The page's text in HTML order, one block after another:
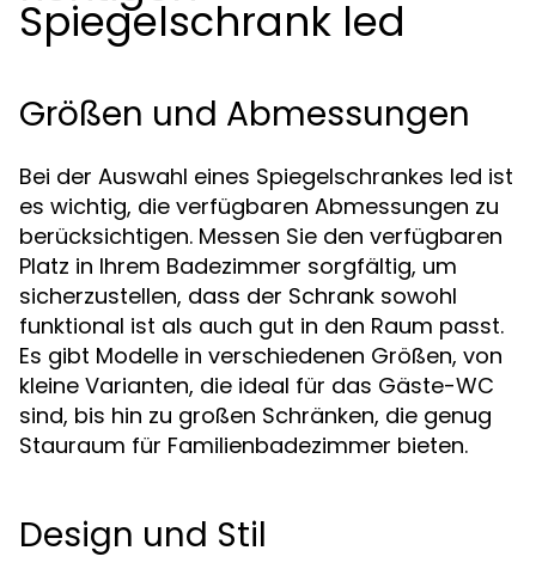
Spiegelschrank led
Größen und Abmessungen
Bei der Auswahl eines Spiegelschrankes led ist
es wichtig, die verfügbaren Abmessungen zu
berücksichtigen. Messen Sie den verfügbaren
Platz in Ihrem Badezimmer sorgfältig, um
sicherzustellen, dass der Schrank sowohl
funktional ist als auch gut in den Raum passt.
Es gibt Modelle in verschiedenen Größen, von
kleine Varianten, die ideal für das Gäste-WC
sind, bis hin zu großen Schränken, die genug
Stauraum für Familienbadezimmer bieten.
Design und Stil